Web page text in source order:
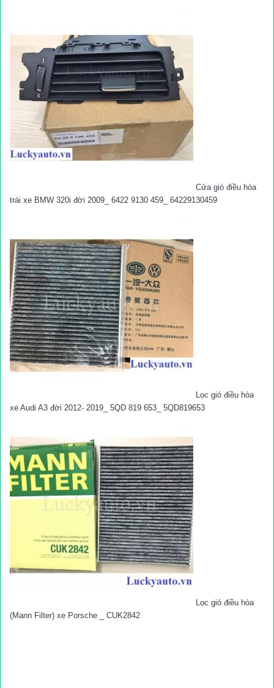
Cửa gió điều hòa
trái xe BMW 320i đời 2009_ 6422 9130 459_ 64229130459
Lọc gió điều hòa
xe Audi A3 đời 2012- 2019_ 5QD 819 653_ 5QD819653
Lọc gió điều hòa
(Mann Filter) xe Porsche _ CUK2842